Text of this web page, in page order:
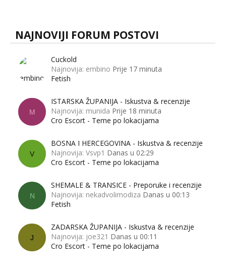
NAJNOVIJI FORUM POSTOVI
Cuckold
Najnovija: embino Prije 17 minuta
Fetish
M
ISTARSKA ŽUPANIJA - Iskustva & recenzije
Najnovija: munida Prije 18 minuta
Cro Escort - Teme po lokacijama
V
BOSNA I HERCEGOVINA - Iskustva & recenzije
Najnovija: Vsvp1 Danas u 02:29
Cro Escort - Teme po lokacijama
N
SHEMALE & TRANSICE - Preporuke i recenzije
Najnovija: nekadvolimodiza Danas u 00:13
Fetish
J
ZADARSKA ŽUPANIJA - Iskustva & recenzije
Najnovija: joe321 Danas u 00:11
Cro Escort - Teme po lokacijama